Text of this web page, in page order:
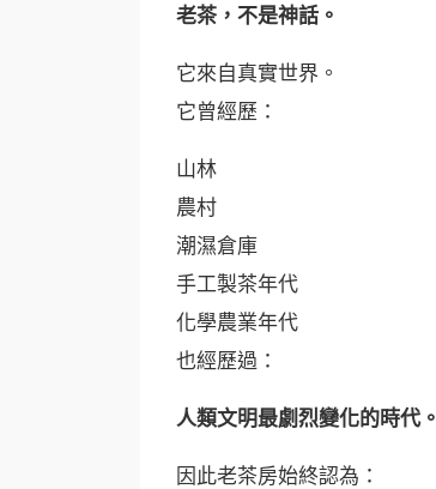
老茶，不是神話。
它來自真實世界。
它曾經歷：
山林
農村
潮濕倉庫
手工製茶年代
化學農業年代
也經歷過：
人類文明最劇烈變化的時代。
因此老茶房始終認為：